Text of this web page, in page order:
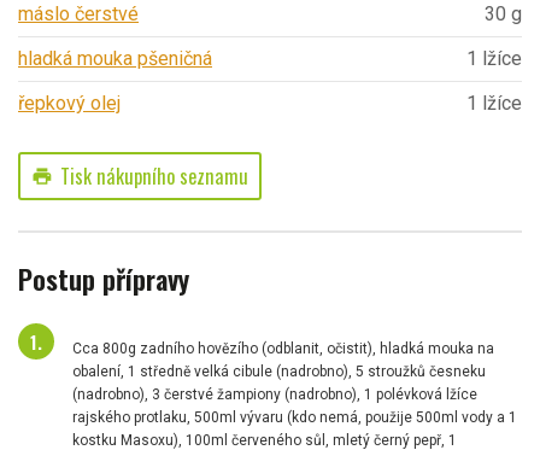
máslo čerstvé
30 g
hladká mouka pšeničná
1 lžíce
řepkový olej
1 lžíce
print Tisk nákupního seznamu
Postup přípravy
Cca 800g zadního hovězího (odblanit, očistit), hladká mouka na
obalení, 1 středně velká cibule (nadrobno), 5 stroužků česneku
(nadrobno), 3 čerstvé žampiony (nadrobno), 1 polévková lžíce
rajského protlaku, 500ml vývaru (kdo nemá, použije 500ml vody a 1
kostku Masoxu), 100ml červeného sůl, mletý černý pepř, 1